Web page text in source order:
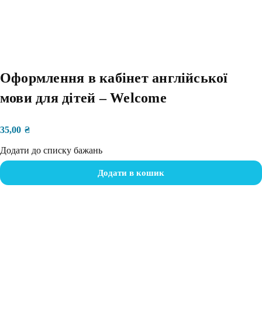
Оформлення в кабінет англійської
мови для дітей – Welcome
35,00 ₴
Додати до списку бажань
Додати в кошик